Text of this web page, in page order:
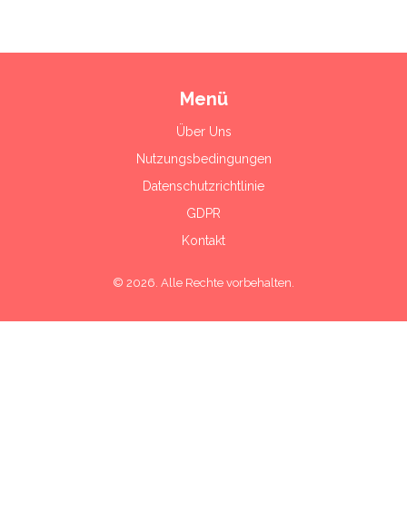
Menü
Über Uns
Nutzungsbedingungen
Datenschutzrichtlinie
GDPR
Kontakt
© 2026. Alle Rechte vorbehalten.